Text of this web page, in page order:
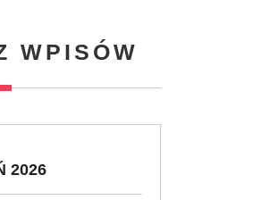
WPISÓW
2026